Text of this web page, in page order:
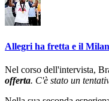
Allegri ha fretta e il
Nel corso dell'intervista,
offerta. C'è stato un